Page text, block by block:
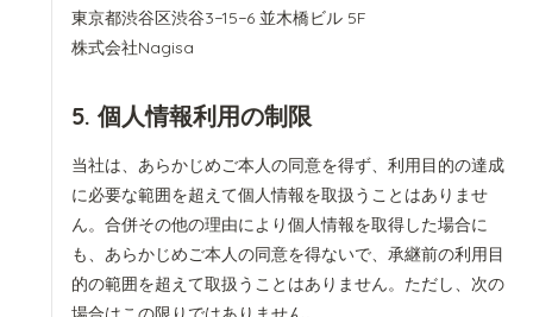
東京都渋谷区渋谷3−15−6 並木橋ビル 5F
株式会社Nagisa
5. 個人情報利用の制限
当社は、あらかじめご本人の同意を得ず、利用目的の達成
に必要な範囲を超えて個人情報を取扱うことはありませ
ん。合併その他の理由により個人情報を取得した場合に
も、あらかじめご本人の同意を得ないで、承継前の利用目
的の範囲を超えて取扱うことはありません。ただし、次の